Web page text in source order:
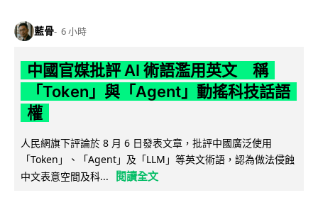
藍骨 6 小時
中國官媒批評 AI 術語濫用英文 稱
「Token」與「Agent」動搖科技話語
權
人民網旗下評論於 8 月 6 日發表文章，批評中國廣泛使用
「Token」、「Agent」及「LLM」等英文術語，認為做法侵蝕
中文表意空間及科...
閱讀全文